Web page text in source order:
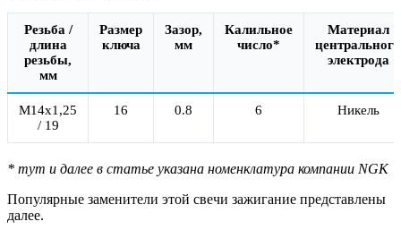
Резьба /
длина
резьбы,
мм
Размер
ключа
Зазор,
мм
Калильное
число*
Материал
центрального
электрода
М14x1,25
/ 19
16 0.8 6 Никель
* тут и далее в статье указана номенклатура компании NGK
Популярные заменители этой свечи зажигание представлены
далее.